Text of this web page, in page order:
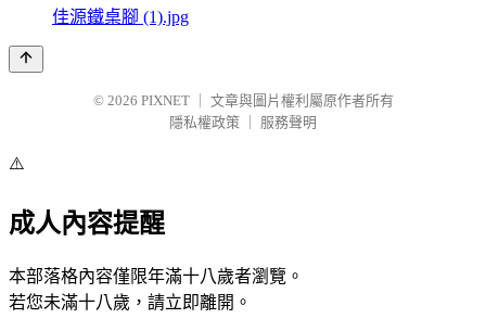
佳源鐵桌腳 (1).jpg
© 2026 PIXNET
文章與圖片權利屬原作者所有
隱私權政策
服務聲明
⚠️
成人內容提醒
本部落格內容僅限年滿十八歲者瀏覽。
若您未滿十八歲，請立即離開。